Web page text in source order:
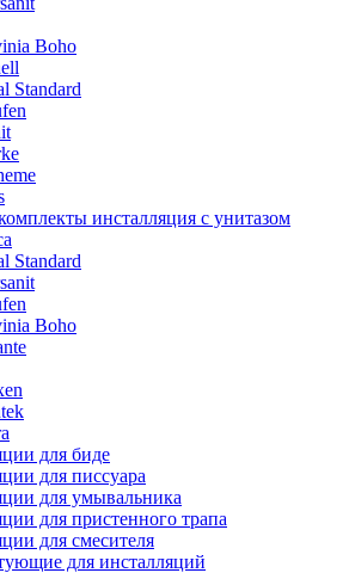
Boho
Standard
инсталляция с унитазом
Standard
Boho
для биде
для писсуара
для умывальника
для пристенного трапа
для смесителя
для инсталляций